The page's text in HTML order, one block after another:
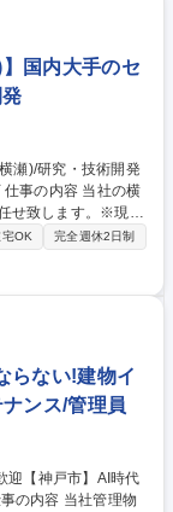
多く使用されている
ど 【顧客先】国内外
にアジア圏のお客様
歓迎・理系知識を活
国内大手のセ
せ致します。※現在
トに掲載しておりま
クリー
改良、生コン工場サ
の練り混ぜ作業が含
、下記のような企画
発した商品・技術
ど 募集職種
セメントメーカー/
OK
完全週休2日制
らない!建物イ
ンス/管理員